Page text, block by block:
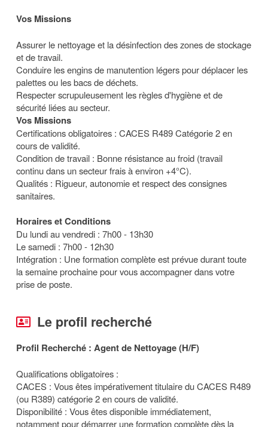
Vos Missions
Assurer le nettoyage et la désinfection des zones de stockage
et de travail.
Conduire les engins de manutention légers pour déplacer les
palettes ou les bacs de déchets.
Respecter scrupuleusement les règles d'hygiène et de
sécurité liées au secteur.
Vos Missions
Certifications obligatoires : CACES R489 Catégorie 2 en
cours de validité.
Condition de travail : Bonne résistance au froid (travail
continu dans un secteur frais à environ +4°C).
Qualités : Rigueur, autonomie et respect des consignes
sanitaires.
Horaires et Conditions
Du lundi au vendredi : 7h00 - 13h30
Le samedi : 7h00 - 12h30
Intégration : Une formation complète est prévue durant toute
la semaine prochaine pour vous accompagner dans votre
prise de poste.
Le profil recherché
Profil Recherché : Agent de Nettoyage (H/F)
Qualifications obligatoires :
CACES : Vous êtes impérativement titulaire du CACES R489
(ou R389) catégorie 2 en cours de validité.
Disponibilité : Vous êtes disponible immédiatement,
notamment pour démarrer une formation complète dès la